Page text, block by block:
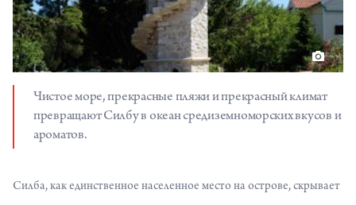
Чистое море, прекрасные пляжи и прекрасный климат
превращают Силбу в океан средиземноморских вкусов и
ароматов.
Силба, как единственное населенное место на острове, скрывает